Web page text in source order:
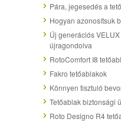
Pára, jegesedés a
Hogyan azonosítsuk
Új generációs
újragondolva
RotoComfort I8
Fakro tetőablakok
Könnyen tisztuló
Tetőablak biztonsági
Roto Designo R4